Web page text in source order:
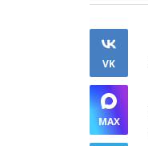
VK
MAX